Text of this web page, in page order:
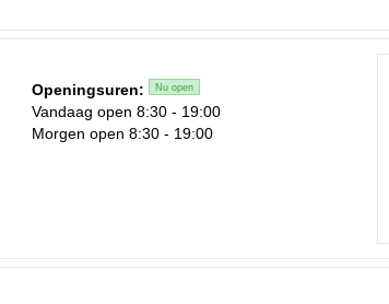
Openingsuren: Nu open
Vandaag open 8:30 - 19:00
Morgen open 8:30 - 19:00